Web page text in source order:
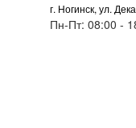
г. Ногинск, ул.
Пн-Пт: 08:00 -